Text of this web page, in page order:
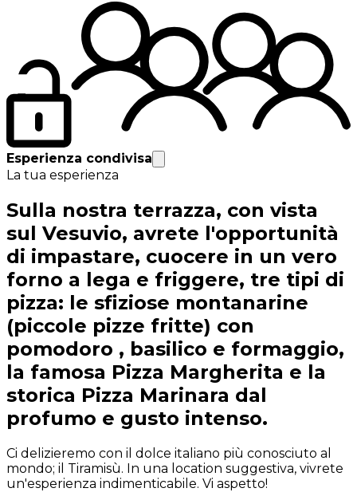
Esperienza condivisa
La tua esperienza
Sulla nostra terrazza, con vista
sul Vesuvio, avrete l'opportunità
di impastare, cuocere in un vero
forno a lega e friggere, tre tipi di
pizza: le sfiziose montanarine
(piccole pizze fritte) con
pomodoro , basilico e formaggio,
la famosa Pizza Margherita e la
storica Pizza Marinara dal
profumo e gusto intenso.
Ci delizieremo con il dolce italiano più conosciuto al
mondo; il Tiramisù. In una location suggestiva, vivrete
un'esperienza indimenticabile. Vi aspetto!